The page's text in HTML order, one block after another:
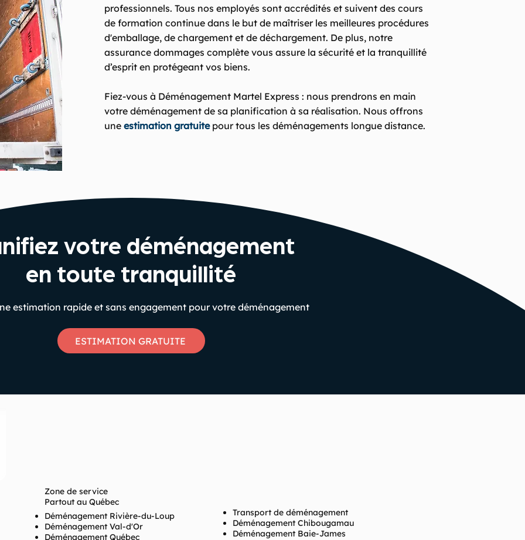
professionnels. Tous nos employés sont accrédités et suivent des cours
de formation continue dans le but de maîtriser les meilleures procédures
d'emballage, de chargement et de déchargement. De plus, notre
assurance dommages complète vous assure la sécurité et la tranquillité
d’esprit en protégeant vos biens.
Fiez-vous à Déménagement Martel Express : nous prendrons en main
votre déménagement de sa planification à sa réalisation. Nous offrons
une estimation gratuitepour tous les déménagements longue distance.
votre déménagement
en toute tranquillité
estimation rapide et sans engagement pour votre déménagement
ESTIMATION GRATUITE
Zone de service
Partout au Québec
Déménagement Rivière-du-Loup
Déménagement Val-d'Or
Déménagement Québec
Transport de déménagement
Déménagement Chibougamau
Déménagement Baie-James